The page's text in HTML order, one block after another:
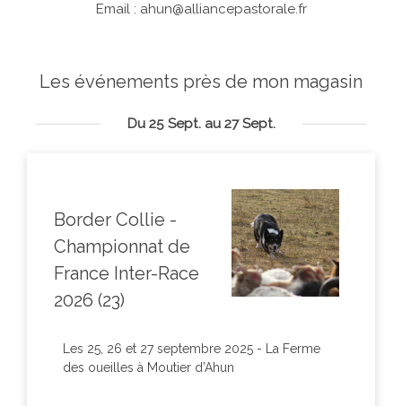
Email : ahun@alliancepastorale.fr
Les événements près de mon magasin
Du 25 Sept. au 27 Sept.
Border Collie -
Championnat de
France Inter-Race
2026 (23)
Les 25, 26 et 27 septembre 2025 - La Ferme
des oueilles à Moutier d’Ahun